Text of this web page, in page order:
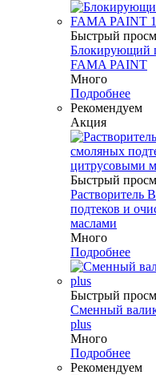
Быстрый
Блокирующий
FAMA PAINT
Много
Подробнее
Рекомендуем
Акция
Быстрый
Растворитель
подтеков и
маслами
Много
Подробнее
Быстрый
Сменный
plus
Много
Подробнее
Рекомендуем